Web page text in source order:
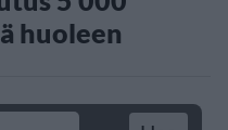
huoleen